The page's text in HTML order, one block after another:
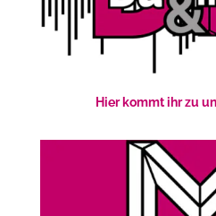
Hier kommt ihr zu